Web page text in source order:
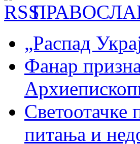
„Распад
Фанар
Светоотачке
питања и